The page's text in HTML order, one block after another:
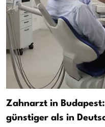
Zahnarzt in
günstiger als in